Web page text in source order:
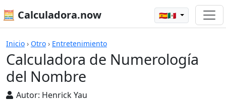
🧮 Calculadora.now 🇪🇸🇲🇽
Inicio › Otro › Entretenimiento
Calculadora de Numerología
del Nombre
Autor: Henrick Yau
Calculadoras